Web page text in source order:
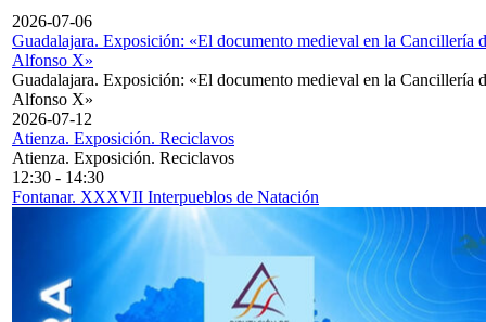
2026-07-06
Guadalajara. Exposición: «El documento medieval en la Cancillería
Alfonso X»
Guadalajara. Exposición: «El documento medieval en la Cancillería
Alfonso X»
2026-07-12
Atienza. Exposición. Reciclavos
Atienza. Exposición. Reciclavos
12:30 - 14:30
Fontanar. XXXVII Interpueblos de Natación